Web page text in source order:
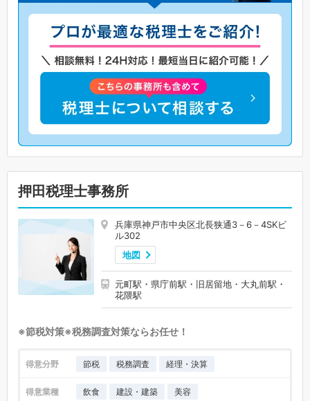
押田税理士事務所
兵庫県神戸市中央区北長狭通3－6－4SKビ
ル302
地図
元町駅・県庁前駅・旧居留地・大丸前駅・
花隈駅
※節税対策※税務調査対策ならお任せ！
得意分野 節税 税務調査 経理・決算
得意業種 飲食 建設・建築 美容